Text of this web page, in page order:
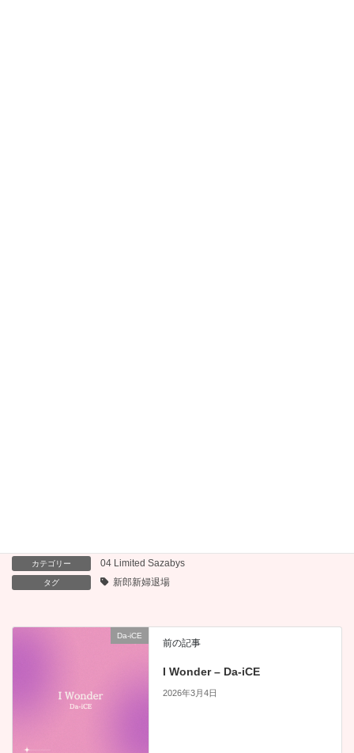
カテゴリー 04 Limited Sazabys
タグ 新郎新婦退場
Da-iCE
前の記事
I Wonder – Da-iCE
2026年3月4日